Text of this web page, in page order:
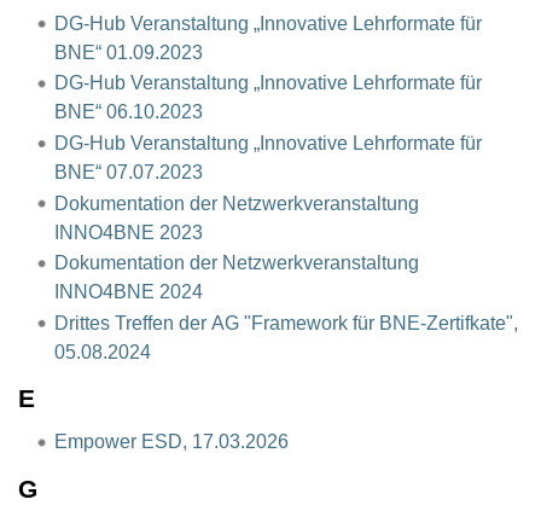
DG-Hub Veranstaltung „Innovative Lehrformate für
BNE“ 01.09.2023
DG-Hub Veranstaltung „Innovative Lehrformate für
BNE“ 06.10.2023
DG-Hub Veranstaltung „Innovative Lehrformate für
BNE“ 07.07.2023
Dokumentation der Netzwerkveranstaltung
INNO4BNE 2023
Dokumentation der Netzwerkveranstaltung
INNO4BNE 2024
Drittes Treffen der AG "Framework für BNE-Zertifkate",
05.08.2024
E
Empower ESD, 17.03.2026
G